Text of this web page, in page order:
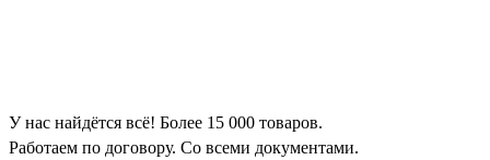
У нас найдётся всё! Более 15 000 товаров.
Работаем по договору. Со всеми документами.